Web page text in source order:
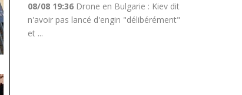
08/08 19:36 Drone en Bulgarie : Kiev dit
n'avoir pas lancé d'engin "délibérément"
et ...